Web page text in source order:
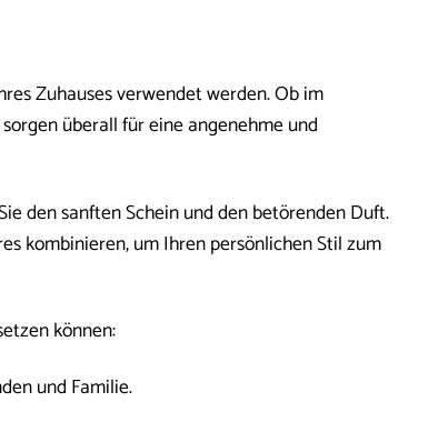
Zuhauses verwendet werden. Ob im
überall für eine angenehme und
den sanften Schein und den betörenden Duft.
kombinieren, um Ihren persönlichen Stil zum
können:
und Familie.